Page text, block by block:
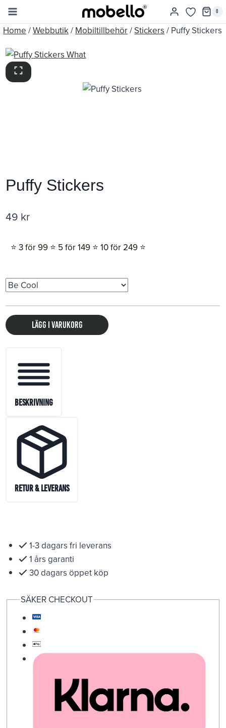
Skip
content
0
Home /Webbutik/ Mobiltillbehör/ Stickers / Puffy Stickers
Puffy Stickers
49 kr
⭐️ 3 för 99 ⭐️ 5 för 149 ⭐️ 10 för 249 ⭐️
Lägg i varukorg
Beskrivning
Retur & Leverans
1-3 dagars fri leverans
1 års garanti
30 dagars öppet köp
SÄKER CHECKOUT